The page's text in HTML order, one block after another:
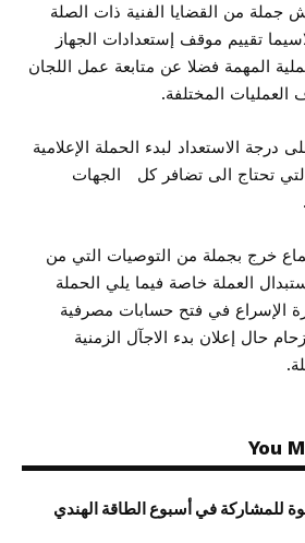
جملة من القضايا الفنية ذات الصلة
تقييم موقف إستعدادات الجهاز
المهمة فضلا عن متابعة عمل اللجان
العمليات المختلفة.
درجة الاستعداد لبدء الحملة الإعلامية
التي تحتاج الى تضافر كل الجهات
خرج بجملة من التوصيات التي من
العملة خاصة فيما يلي الحملة
الإسراع في فتح حسابات مصرفية
حال إعلان بدء الاجآل الزمنية
You
للمشاركة في أسبوع الطاقة الهندي